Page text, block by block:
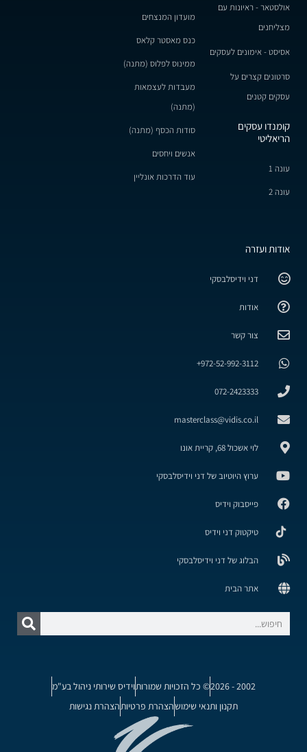
אולסטאר - ראיונות עם
מצליחנים
אסיסט - אימונים לעסקים
סרטונים קצרים על
עסקים קטנים
קומנדו עסקים
הריאליטי
עונה 1
עונה 2
מועדון המנצחים
כנס מאסטר קלאס
ממינוס לפלוס (מתנה)
מעבדות לעצמאות
(מתנה)
סודות הכסף (מתנה)
אנשים ויחסים
עוד הדרכות אונליין
אודות ועזרה
דני וידיסלבסקי
אודות
צור קשר
972-52-992-3112+
072-2423333
masterclass@vidis.co.il
לוי אשכול 68, קריית אונו
ערוץ היוטיוב של דני וידיסלבסקי
פייסבוק וידיס
טיקטוק דני וידיס
הבלוג של דני וידיסלבסקי
אתר הבית
2002 - 2026 © כל הזכויות שמורותוידיס שירותי ניהול בע"מ
תקנון ותנאי שימושהצהרת פרטיותהצהרת נגישות